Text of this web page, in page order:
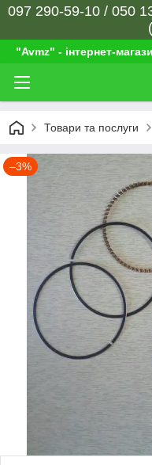
097 290-59-10 / 050
"Avmz" - інтернет-
Товари та послуги
–3%